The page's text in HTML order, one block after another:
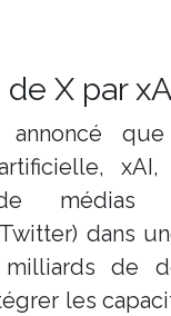
X par
médias
dans
de
les